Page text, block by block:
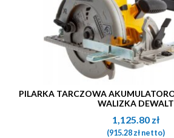
PILARKA TARCZOWA AKUMULATOROWA 184MM XR 18V
WALIZKA DEWALT
1,125.80 zł
(915.28złnetto)